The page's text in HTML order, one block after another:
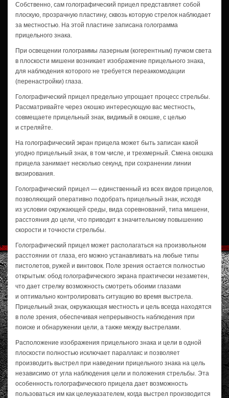
Собственно, сам голографический прицел представляет собой
плоскую, прозрачную пластину, сквозь которую стрелок наблюдает
за местностью. На этой пластине записана голограмма
прицельного знака.
При освещении голограммы лазерным (когерентным) пучком света
в плоскости мишени возникает изображение прицельного знака,
для наблюдения которого не требуется переаккомодации
(перенастройки) глаза.
Голографический прицел предельно упрощает процесс стрельбы.
Рассматривайте через окошко интересующую вас местность,
совмещаете прицельный знак, видимый в окошке, с целью
и стреляйте.
На голографический экран прицела может быть записан какой
угодно прицельный знак, в том числе, и трехмерный. Смена окошка
прицела занимает несколько секунд, при сохранении линии
визирования.
Голографический прицел — единственный из всех видов прицелов,
позволяющий оперативно подобрать прицельный знак, исходя
из условии окружающей среды, вида соревнований, типа мишени,
расстояния до цели, что приводит к значительному повышению
скорости и точности стрельбы.
Голографический прицел может располагаться на произвольном
расстоянии от глаза, его можно устанавливать на любые типы
пистолетов, ружей и винтовок. Поле зрения остается полностью
открытым: обод голографического экрана практически незаметен,
что дает стрелку возможность смотреть обоими глазами
и оптимально контролировать ситуацию во время выстрела.
Прицельный знак, окружающая местность и цель всегда находятся
в поле зрения, обеспечивая непрерывность наблюдения при
поиске и обнаружении цели, а также между выстрелами.
Расположение изображения прицельного знака и цели в одной
плоскости полностью исключает параллакс и позволяет
производить выстрел при наведении прицельного знака на цель
независимо от угла наблюдения цели и положения стрельбы. Эта
особенность голографического прицела дает возможность
пользоваться им как целеуказателем, когда выстрел производится